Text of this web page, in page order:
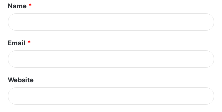
*
Name *
Email *
Website